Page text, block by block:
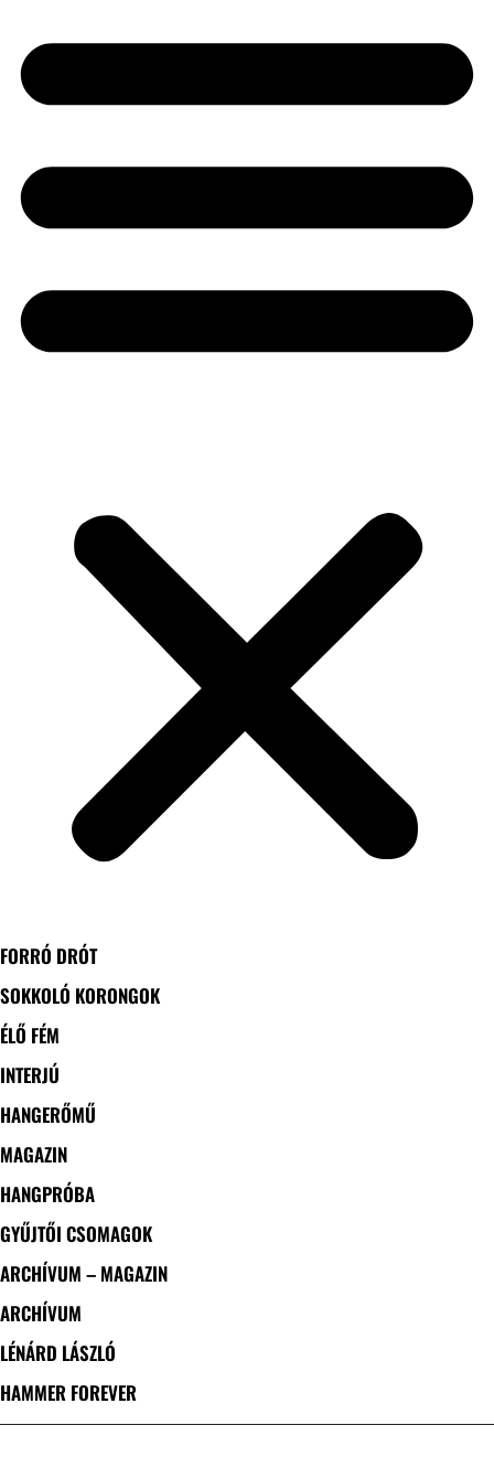
FORRÓ DRÓT
SOKKOLÓ KORONGOK
ÉLŐ FÉM
INTERJÚ
HANGERŐMŰ
MAGAZIN
HANGPRÓBA
GYŰJTŐI CSOMAGOK
ARCHÍVUM – MAGAZIN
ARCHÍVUM
LÉNÁRD LÁSZLÓ
HAMMER FOREVER